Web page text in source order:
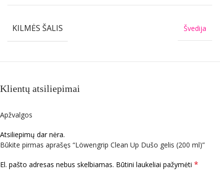
KILMĖS ŠALIS Švedija
Klientų atsiliepimai
Apžvalgos
Atsiliepimų dar nėra.
Būkite pirmas aprašęs “Löwengrip Clean Up Dušo gelis (200 ml)”
El. pašto adresas nebus skelbiamas. Būtini laukeliai pažymėti *